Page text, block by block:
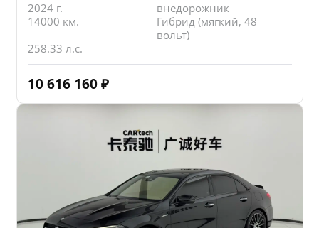
2024 г.
внедорожник
14000 км.
Гибрид (мягкий, 48
вольт)
258.33 л.с.
10 616 160 ₽